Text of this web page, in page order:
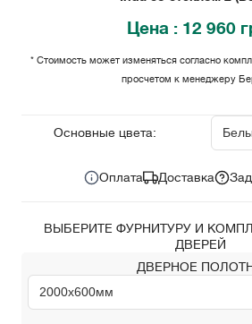
Цена : 12 960
* Стоимость может изменяться согласно
просчетом к менеджеру
Основные цвета:
Оплата Доставка
ВЫБЕРИТЕ ФУРНИТУРУ И
ДВЕРЕЙ
ДВЕРНОЕ